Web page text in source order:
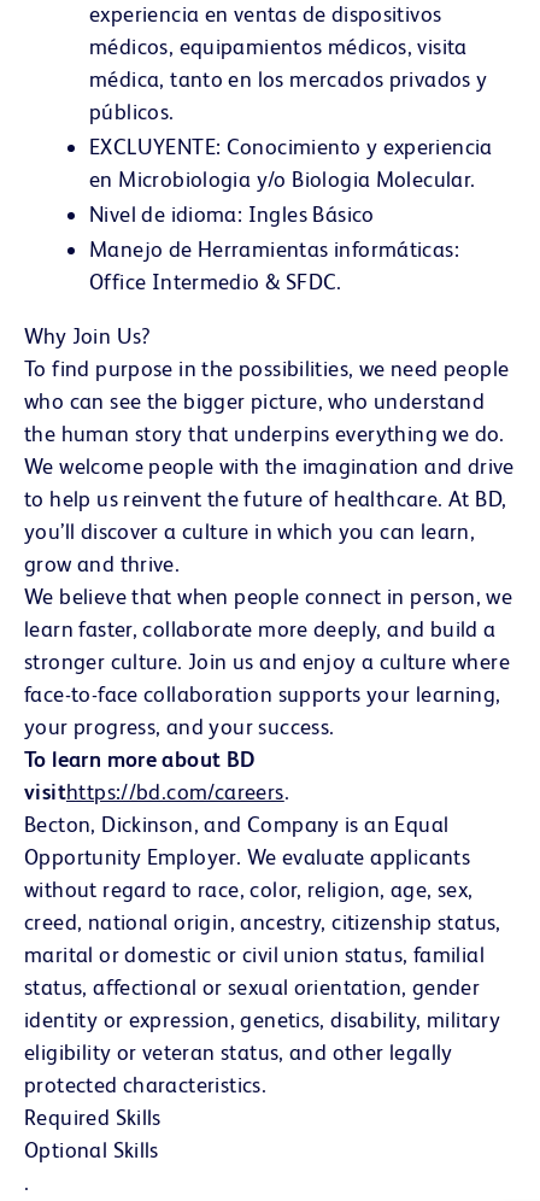
experiencia en ventas de dispositivos
médicos, equipamientos médicos, visita
médica, tanto en los mercados privados y
públicos.
EXCLUYENTE: Conocimiento y experiencia
en Microbiologia y/o Biologia Molecular.
Nivel de idioma: Ingles Básico
Manejo de Herramientas informáticas:
Office Intermedio & SFDC.
Why Join Us?
To find purpose in the possibilities, we need people
who can see the bigger picture, who understand
the human story that underpins everything we do.
We welcome people with the imagination and drive
to help us reinvent the future of healthcare. At BD,
you’ll discover a culture in which you can learn,
grow and thrive.
We believe that when people connect in person, we
learn faster, collaborate more deeply, and build a
stronger culture. Join us and enjoy a culture where
face-to-face collaboration supports your learning,
your progress, and your success.
To learn more about BD
visithttps://bd.com/careers(opens in new window)
.
Becton, Dickinson, and Company is an Equal
Opportunity Employer. We evaluate applicants
without regard to race, color, religion, age, sex,
creed, national origin, ancestry, citizenship status,
marital or domestic or civil union status, familial
status, affectional or sexual orientation, gender
identity or expression, genetics, disability, military
eligibility or veteran status, and other legally
protected characteristics.
Required Skills
Optional Skills
.